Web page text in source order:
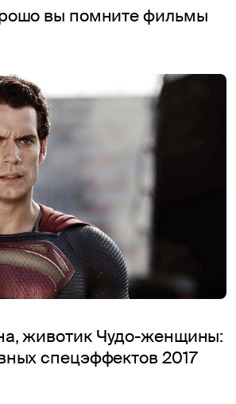
вы помните фильмы
животик Чудо-женщины:
спецэффектов 2017